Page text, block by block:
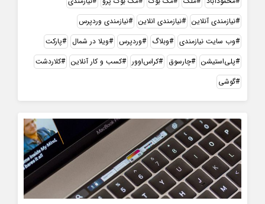
نیازمندی آنلاین
نیازمندی انلاین
نیازمندی وردپرس
وب سایت نیازمندی
وبلاگ وردپرس ویلا در شمال
پارکت
پلی‌استیشن
چارسوق کراس‌اوور کسب و کار آنلاین
کلاردشت
گوشی